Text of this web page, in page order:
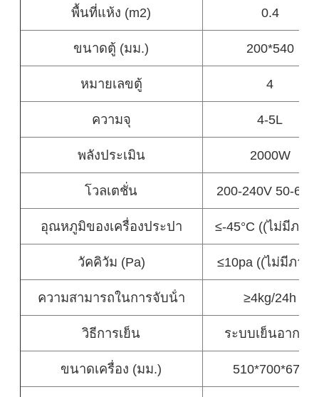
พื้นที่แห้ง (m2) 0.4
ขนาดตู้ (มม.) 200*540
หมายเลขตู้ 4
ความจุ 4-5L
พลังประเมิน 2000W
โวลเตชั่น 200-240V 50-
อุณหภูมิของเครื่องประปา ≤-45°C ((ไม่มีภาร
วัคคิวัม (Pa) ≤10pa ((ไม่มีภาร
ความสามารถในการจับน้ํา ≥4kg/24h
วิธีการเย็น ระบบเย็นอากาศ
ขนาดเครื่อง (มม.) 510*700*670